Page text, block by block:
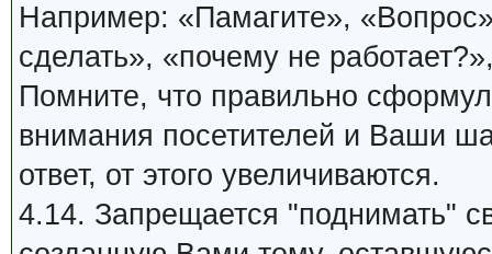
Например: «Памагите»,
сделать», «почему не
Помните, что правильно
внимания посетителей и Ваши
ответ, от этого увеличиваются.
4.14. Запрещается "поднимать"